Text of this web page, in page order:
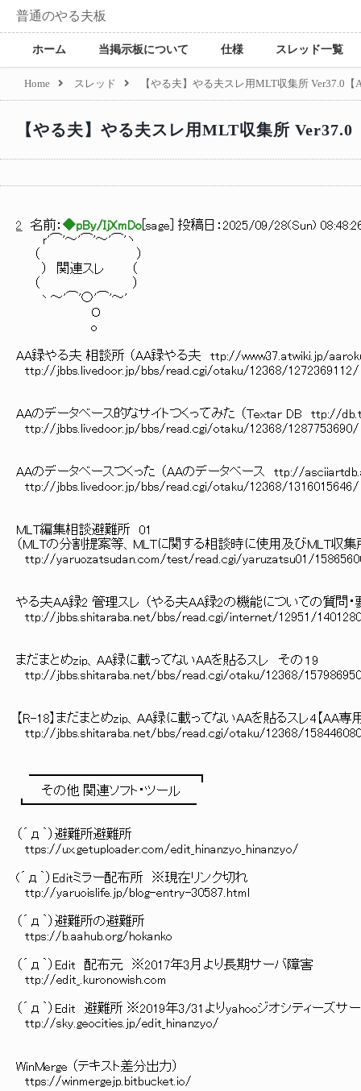
普通のやる夫板
ホーム 当掲示板について 仕様 スレッド一覧
Home スレッド 【やる夫】やる夫スレ用MLT収集所 Ver37.0【
【やる夫】やる夫スレ用MLT収集所 Ver37.0
2 名前： ◆pBy/IjXmDo sage ] 投稿日： 2025/09/28(Sun)
ｒ'⌒'～'⌒'～'⌒'ヽ
（ ）
） 関連スレ （
（ ）
丶～'⌒'〇'⌒'～'
Ｏ
o
AA録やる夫 相談所 （AA録やる夫 ttp://www37.atwiki.jp/
ttp://jbbs.livedoor.jp/bbs/read.cgi/otaku/12368/1272369112/
AAのデータベース的なサイトつくってみた （Textar DB ttp://
ttp://jbbs.livedoor.jp/bbs/read.cgi/otaku/12368/
AAのデータベースつくった （AAのデータベース ttp://
ttp://jbbs.livedoor.jp/bbs/read.cgi/otaku/12368/
MLT編集相談避難所 01
（MLTの分割提案等、MLTに関する相談時に使用及びMLT収
ttp://yaruozatsudan.com/test/read.cgi/yaruzatsu01/
やる夫AA録2 管理スレ （やる夫AA録2の機能についての質問・
ttp://jbbs.shitaraba.net/bbs/read.cgi/internet/12951/
まだまとめzip、AA録に載ってないAAを貼るスレ その１9
ttp://jbbs.shitaraba.net/bbs/read.cgi/otaku/12368/
【R-18】まだまとめzip、AA録に載ってないAAを貼るスレ4【AA専用
ttp://jbbs.shitaraba.net/bbs/read.cgi/otaku/12368/
━━━━━━━━━━━━━┓
その他 関連ソフト・ツール
┗━━━━━━━━━━━━━
（´д｀）避難所避難所
ttps://ux.getuploader.com/edit_hinanzyo_hinanzyo/
(´д｀）Editミラー配布所 ※現在リンク切れ
ttp://yaruoislife.jp/blog-entry-30587.html
（´д｀）避難所の避難所
ttps://b.aahub.org/hokanko
（´д｀）Edit 配布元 ※2017年3月より長期サーバ障害
ttp://edit_.kuronowish.com
（´д｀）Edit 避難所 ※2019年3/31よりyahooジオシティーズサ
ttp://sky.geocities.jp/edit_hinanzyo/
WinMerge （テキスト差分出力）
ttps://winmergejp.bitbucket.io/